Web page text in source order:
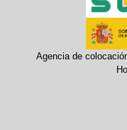
Agencia de